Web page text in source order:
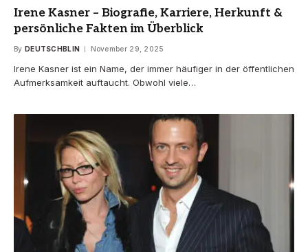
Irene Kasner – Biografie, Karriere, Herkunft &
persönliche Fakten im Überblick
By DEUTSCHBLIN November 29, 2025
Irene Kasner ist ein Name, der immer häufiger in der öffentlichen
Aufmerksamkeit auftaucht. Obwohl viele…